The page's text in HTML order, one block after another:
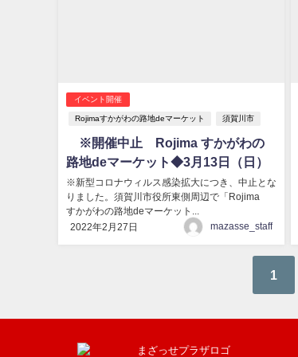
イベント開催
Rojimaすかがわの路地deマーケット 須賀川市
※開催中止 Rojima すかがわの
路地deマーケット◆3月13日（日）
※新型コロナウィルス感染拡大につき、中止とな
りました。須賀川市役所東側周辺で「Rojima
すかがわの路地deマーケット...
2022年2月27日
mazasse_staff
1